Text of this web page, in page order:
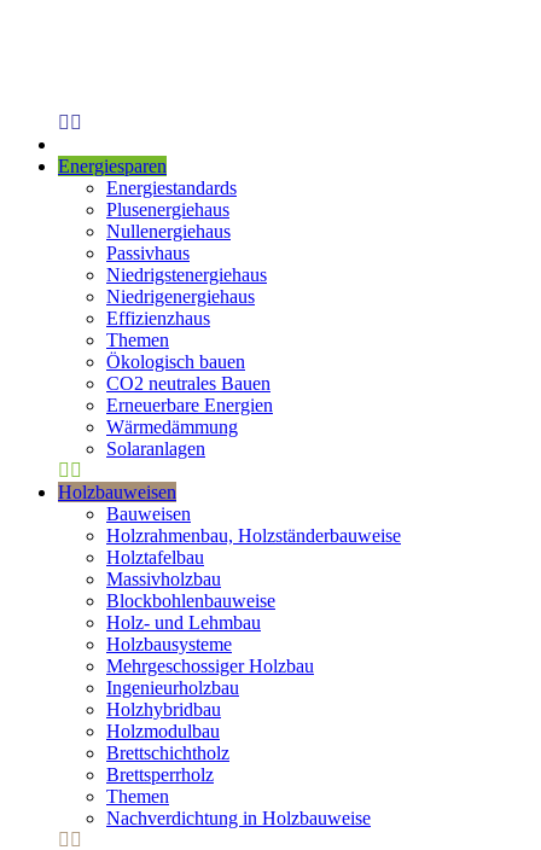
Energiesparen
Energiestandards
Plusenergiehaus
Nullenergiehaus
Passivhaus
Niedrigstenergiehaus
Niedrigenergiehaus
Effizienzhaus
Themen
Ökologisch bauen
CO2 neutrales Bauen
Erneuerbare Energien
Wärmedämmung
Solaranlagen
Holzbauweisen
Bauweisen
Holzrahmenbau, Holzständerbauweise
Holztafelbau
Massivholzbau
Blockbohlenbauweise
Holz- und Lehmbau
Holzbausysteme
Mehrgeschossiger Holzbau
Ingenieurholzbau
Holzhybridbau
Holzmodulbau
Brettschichtholz
Brettsperrholz
Themen
Nachverdichtung in Holzbauweise